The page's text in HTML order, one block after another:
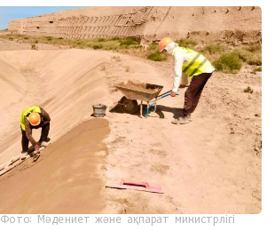
Фото: Мәдениет және ақпарат министрлігі